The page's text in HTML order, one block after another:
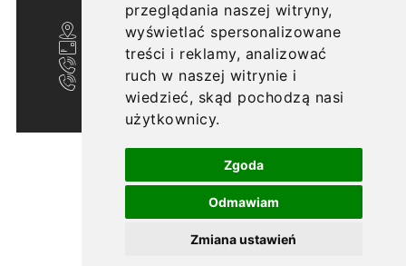
przeglądania naszej witryny,
wyświetlać spersonalizowane
treści i reklamy, analizować
ruch w naszej witrynie i
wiedzieć, skąd pochodzą nasi
użytkownicy.
Zgoda
Odmawiam
Zmiana ustawień
ul. Nałęczowska 20/U10, Lublin 20-701
biuro@morwowa5.pl
+48 607 705 702
+48 609 606 633